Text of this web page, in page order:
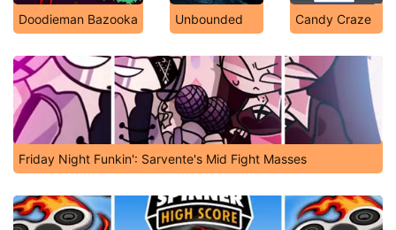
Doodieman Bazooka Unbounded Candy Craze
Friday Night Funkin': Sarvente's Mid Fight Masses